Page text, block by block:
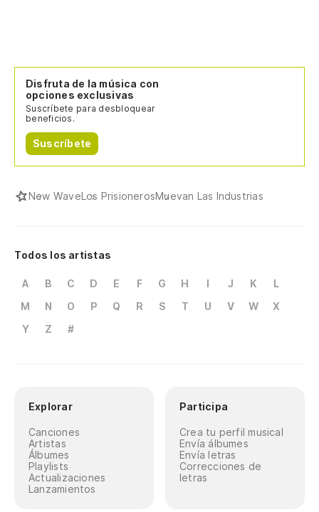
Disfruta de la música con
opciones exclusivas
Suscríbete para desbloquear
beneficios.
Suscríbete
New WaveLos PrisionerosMuevan Las Industrias
Todos los artistas
A B C D E F G H I J K
L
M
N O P Q R S T U V W
X
Y
Z #
Explorar
Canciones
Artistas
Álbumes
Playlists
Actualizaciones
Lanzamientos
Participa
Crea tu perfil musical
Envía álbumes
Envía letras
Correcciones de
letras